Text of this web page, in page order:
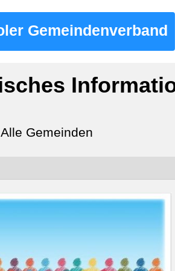
Gemeindenverband
Gemeinden